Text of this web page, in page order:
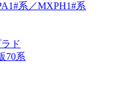
系／MXPH1#系
ド
70系